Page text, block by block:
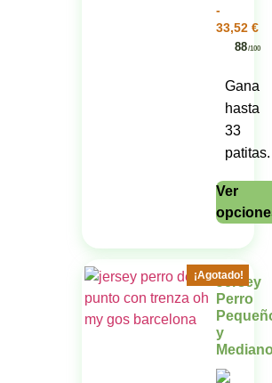
-
33,52 €
88/100
Gana
hasta
33
patitas.
Ver
¡Agotado!
Jersey
Perro
y